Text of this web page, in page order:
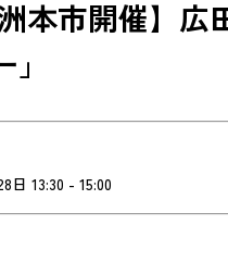
洲本市開催】
日 13:30 - 15:00